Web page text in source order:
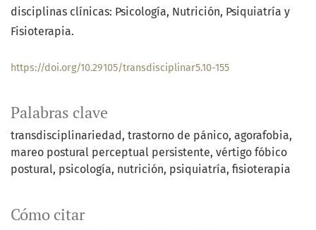
Palabras clave
transdisciplinariedad trastorno de pánico agorafobia
mareo postural perceptual persistente vértigo fóbico
postural psicología nutrición psiquiatría fisioterapia
Cómo citar
disciplinas clínicas: Psicología, Nutrición, Psiquiatría y
Fisioterapia.
https://doi.org/10.29105/transdisciplinar5.10-155